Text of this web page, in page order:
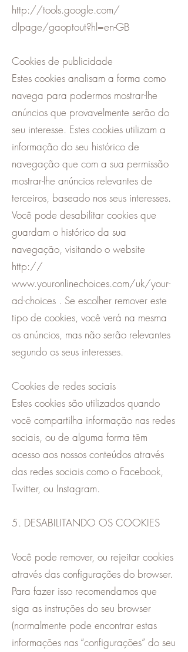
http://tools.google.com/
dlpage/gaoptout?hl=en-GB
Cookies de publicidade
Estes cookies analisam a forma como
navega para podermos mostrar-lhe
anúncios que provavelmente serão do
seu interesse. Estes cookies utilizam a
informação do seu histórico de
navegação que com a sua permissão
mostrar-lhe anúncios relevantes de
terceiros, baseado nos seus interesses.
Você pode desabilitar cookies que
guardam o histórico da sua
navegação, visitando o website
http://
www.youronlinechoices.com/uk/your-
ad-choices . Se escolher remover este
tipo de cookies, você verá na mesma
os anúncios, mas não serão relevantes
segundo os seus interesses.
Cookies de redes sociais
Estes cookies são utilizados quando
você compartilha informação nas redes
sociais, ou de alguma forma têm
acesso aos nossos conteúdos através
das redes sociais como o Facebook,
Twitter, ou Instagram.
5. DESABILITANDO OS COOKIES
Você pode remover, ou rejeitar cookies
através das configurações do browser.
Para fazer isso recomendamos que
siga as instruções do seu browser
(normalmente pode encontrar estas
informações nas “configurações” do seu